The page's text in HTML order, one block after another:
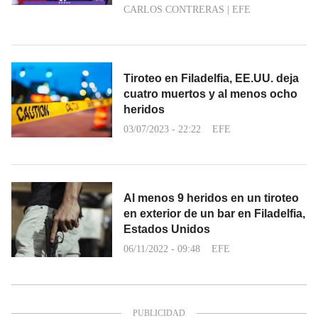
CARLOS CONTRERAS | EFE
Tiroteo en Filadelfia, EE.UU. deja
cuatro muertos y al menos ocho
heridos
03/07/2023 - 22:22 EFE
Al menos 9 heridos en un tiroteo
en exterior de un bar en Filadelfia,
Estados Unidos
06/11/2022 - 09:48 EFE